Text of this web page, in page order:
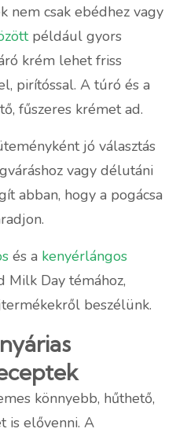
nem csak ebédhez vagy
például gyors
krém lehet friss
pirítóssal. A túró és a
fűszeres krémet ad.
jó választás
vagy délutáni
abban, hogy a pogácsa
és a kenyérlángos
Day témához,
beszélünk.
könnyebb, hűthető,
is elővenni. A